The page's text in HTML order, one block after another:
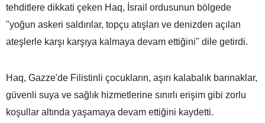
tehditlere dikkati çeken Haq, İsrail ordusunun bölgede
"yoğun askeri saldırılar, topçu atışları ve denizden açılan
ateşlerle karşı karşıya kalmaya devam ettiğini" dile getirdi.
Haq, Gazze'de Filistinli çocukların, aşırı kalabalık barınaklar,
güvenli suya ve sağlık hizmetlerine sınırlı erişim gibi zorlu
koşullar altında yaşamaya devam ettiğini kaydetti.